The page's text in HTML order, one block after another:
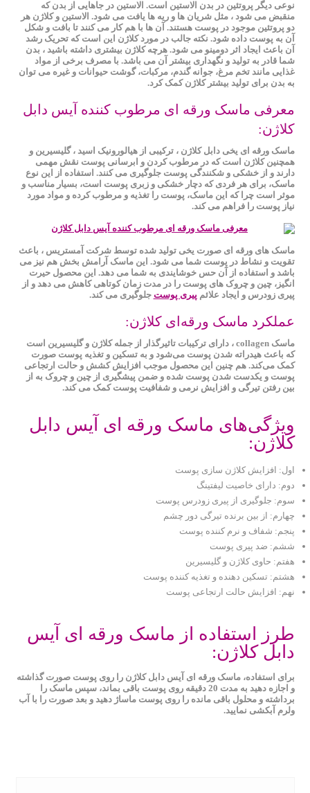
نوعی دیگر پروتئین در بدن الاستین است. الاستین در جاهایی از بدن که
منقبض می شود ، مثل شریان ها و ریه ها یافت می شود. الاستین و کلاژن هر
دو پروتئین موجود در پوست هستند. آن ها با هم کار می کنند تا بافت و شکل
آن به پوست داده شود. نکته جالب در مورد کلاژن این است که تحریک رشد
آن باعث ایجاد اثر دومینو می شود. هرچه کلاژن بیشتری داشته باشید ، بدن
شما قادر به تولید و نگهداری بیشتر آن می باشد. با مصرف برخی از مواد
غذایی مانند تخم مرغ، جوانه گندم، مرکبات، گوشت حیوانات و غیره می ‌توان
به بدن برای تولید بیشتر کلاژن کمک کرد.
معرفی ماسک ورقه ای مرطوب کننده آیس دابل
کلاژن:
ماسک ورقه ای یخی دابل کلاژن ، ترکیبی از هیالورونیک اسید ، گلیسیرین و
همچنین کلاژن است که در مرطوب کردن و ابرسانی پوست نقش مهمی
دارند و از خشکی و شکنندگی پوست جلوگیری می کنند. استفاده از این نوع
ماسک، برای هر فردی که دچار خشکی و زبری پوست است، بسیار مناسب و
موثر است چرا که این ماسک، پوست را تغذیه و مرطوب کرده و مواد مورد
نیاز پوست را فراهم می کند.
ماسک های ورقه ای صورت یخی تولید شده توسط شرکت آمستریس ، باعث
تقویت و نشاط در پوست شما می شود. این ماسک آرامش بخش هم نیز می
باشد و استفاده از آن حس خوشایندی به شما می دهد. این محصول حیرت
انگیز، چین و چروک های پوست را در مدت زمان کوتاهی کاهش می دهد و از
پیری زودرس و ایجاد علائم پیری پوست جلوگیری می کند.
عملکرد ماسک ورقه‌ای کلاژن:
ماسک collagen ، دارای ترکیبات تاثیرگذار از جمله کلاژن و گلیسیرین است
که باعث هیدراته شدن پوست می‌شود و به تسکین و تغذیه پوست صورت
کمک می‌کند. هم چنین این محصول موجب افزایش کشش و حالت ارتجاعی
پوست و یکدست شدن پوست شده و ضمن پیشگیری از چین و چروک به از
بین رفتن تیرگی و افزایش نرمی و شفافیت پوست کمک می ‌کند.
ویژگی‌های ماسک ورقه ای آیس دابل
کلاژن:
اول: افزایش کلاژن سازی پوست
دوم: دارای خاصیت لیفتینگ
سوم: جلوگیری از پیری زودرس پوست
چهارم: از بین برنده تیرگی دور چشم
پنجم: شفاف و نرم کننده پوست
ششم: ضد پیری پوست
هفتم: حاوی کلاژن و گلیسیرین
هشتم: تسکین دهنده و تغذیه کننده پوست
نهم: افزایش حالت ارتجاعی پوست
طرز استفاده از ماسک ورقه ای آیس
دابل کلاژن:
برای استفاده، ماسک ورقه ‌ای آیس دابل کلاژن را روی پوست صورت گذاشته
و اجازه دهید به مدت 20 دقیقه روی پوست باقی بماند، سپس ماسک را
برداشته و محلول باقی مانده را روی پوست ماساژ دهید و بعد صورت را با آب
ولرم آبکشی نمایید.